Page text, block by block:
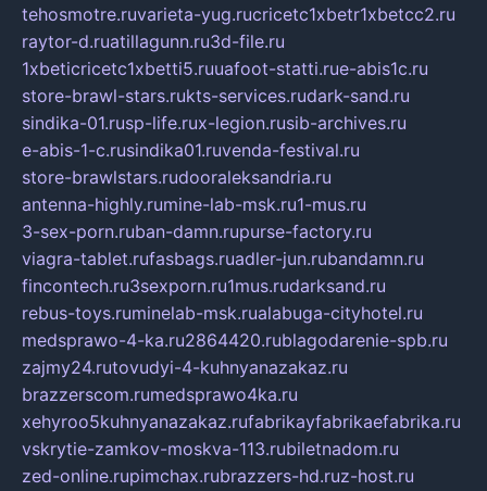
tehosmotre.ruvarieta-yug.rucricetc1xbetr1xbetcc2.ru
raytor-d.ruatillagunn.ru3d-file.ru
1xbeticricetc1xbetti5.ruuafoot-statti.rue-abis1c.ru
store-brawl-stars.rukts-services.rudark-sand.ru
sindika-01.rusp-life.rux-legion.rusib-archives.ru
e-abis-1-c.rusindika01.ruvenda-festival.ru
store-brawlstars.rudooraleksandria.ru
antenna-highly.rumine-lab-msk.ru1-mus.ru
3-sex-porn.ruban-damn.rupurse-factory.ru
viagra-tablet.rufasbags.ruadler-jun.rubandamn.ru
fincontech.ru3sexporn.ru1mus.rudarksand.ru
rebus-toys.ruminelab-msk.rualabuga-cityhotel.ru
medsprawo-4-ka.ru2864420.rublagodarenie-spb.ru
zajmy24.rutovudyi-4-kuhnyanazakaz.ru
brazzerscom.rumedsprawo4ka.ru
xehyroo5kuhnyanazakaz.rufabrikayfabrikaefabrika.ru
vskrytie-zamkov-moskva-113.rubiletnadom.ru
zed-online.rupimchax.rubrazzers-hd.ruz-host.ru